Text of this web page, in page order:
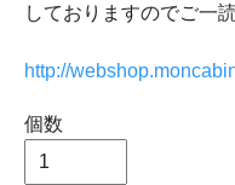
しておりますのでご一
http://
個数